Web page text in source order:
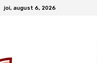
joi, august 6, 2026